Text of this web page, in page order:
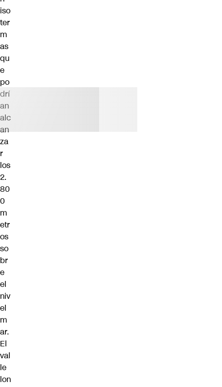
iso
ter
m
as
qu
e
po
drí
an
alc
an
za
r
los
2.
80
0
m
etr
os
so
br
e
el
niv
el
m
ar.
El
val
le
lon